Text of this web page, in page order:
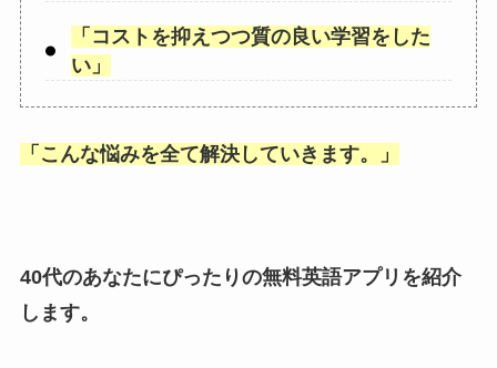
「 コストを抑えつつ質の良い学習をした
い」
「 こんな悩みを全て解決していきます。 」
40代のあなたにぴったりの無料英語アプリを紹介
します。